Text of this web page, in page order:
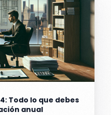
Todo lo que debes
anual